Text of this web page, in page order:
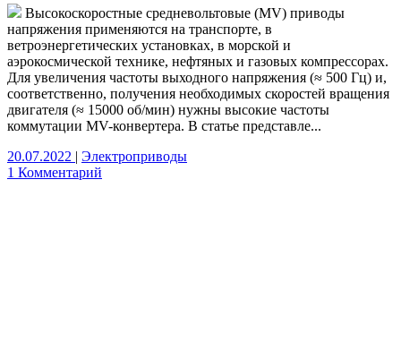
Высокоскоростные средневольтовые (MV) приводы
напряжения применяются на транспорте, в
ветроэнергетических установках, в морской и
аэрокосмической технике, нефтяных и газовых компрессорах.
Для увеличения частоты выходного напряжения (≈ 500 Гц) и,
соответственно, получения необходимых скоростей вращения
двигателя (≈ 15000 об/мин) нужны высокие частоты
коммутации MV-конвертера. В статье представле...
20.07.2022 | Электроприводы
1 Комментарий